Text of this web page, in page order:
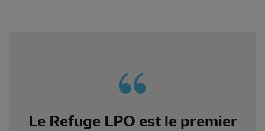
Le Refuge LPO est le premier